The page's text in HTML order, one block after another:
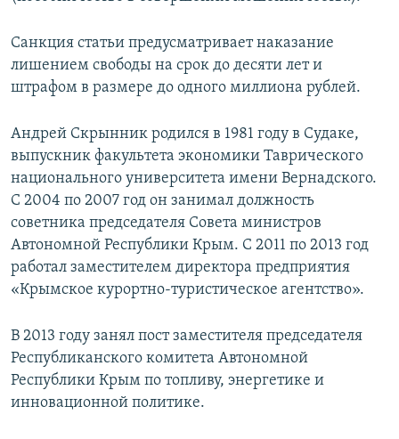
Санкция статьи предусматривает наказание
лишением свободы на срок до десяти лет и
штрафом в размере до одного миллиона рублей.
Андрей Скрынник родился в 1981 году в Судаке,
выпускник факультета экономики Таврического
национального университета имени Вернадского.
С 2004 по 2007 год он занимал должность
советника председателя Совета министров
Автономной Республики Крым. С 2011 по 2013 год
работал заместителем директора предприятия
«Крымское курортно-туристическое агентство».
В 2013 году занял пост заместителя председателя
Республиканского комитета Автономной
Республики Крым по топливу, энергетике и
инновационной политике.